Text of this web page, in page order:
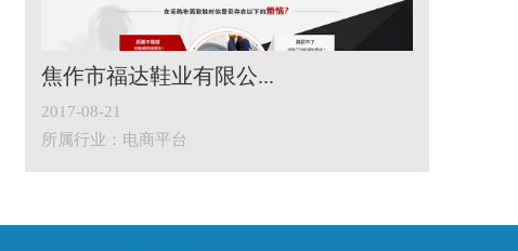
焦作市福达鞋业有限公...
2017-08-21
所属行业：电商平台